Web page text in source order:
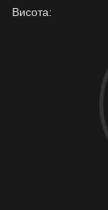
Висота: